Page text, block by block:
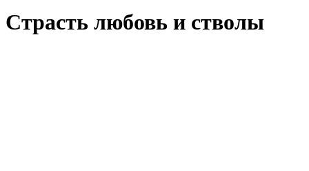
Страсть любовь и стволы